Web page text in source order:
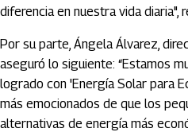
diferencia en nuestra vida diaria",
Por su parte, Ángela Álvarez,
aseguró lo siguiente: “Estamos
logrado con 'Energía Solar para
más emocionados de que los
alternativas de energía más